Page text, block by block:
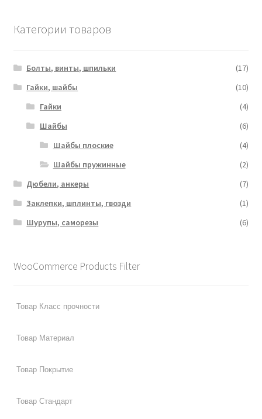
Категории товаров
Болты, винты, шпильки
(17)
Гайки, шайбы
(10)
Гайки
(4)
Шайбы
(6)
Шайбы плоские
(4)
Шайбы пружинные
(2)
Дюбели, анкеры
(7)
Заклепки, шплинты, гвозди
(1)
Шурупы, саморезы
(6)
WooCommerce Products Filter